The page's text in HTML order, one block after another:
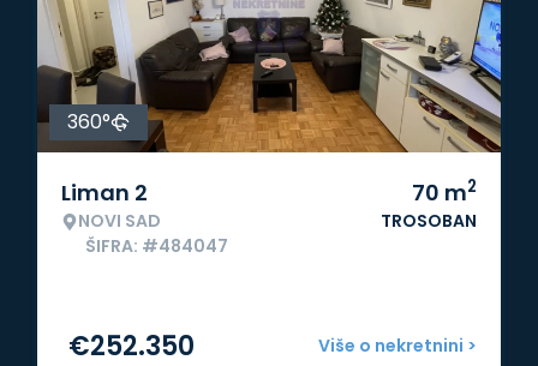
360°
Liman 2
NOVI SAD
ŠIFRA: #484047
70 m2
TROSOBAN
Više o nekretnini >
€252.350